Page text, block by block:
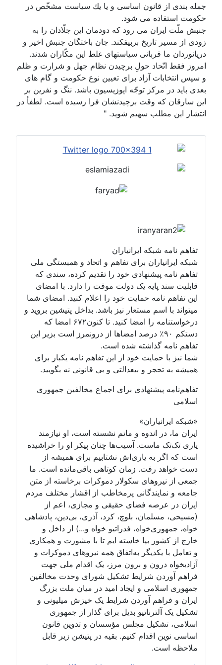
جمله بندى از قانون اساسى و يا يك سياست مشخّص در
حكومت استفاده مى شود.
جنبش ملّت ايران مى رود كه دودمان اين جلّادان را به
زودى از مسير تاريخ بربيفكند. جان باختگان جنبش اخير و
دريانوردان ما قربانى سياستهاى غلط اين مكّاران شدند.
امروز فقط اتّحاد حولِ برچيدن نظام جهل و شرارت و ظلم
و سپس انتخابات آزاد براى تعيين نوع حكومت و گام هاى
بعدى بايد در مركز توجّه اپوزيسيون باشد. ننگ و نفرين بر
اين سارقان كه وقت برچيدنشان فرا رسيده است. لطفأ در
انتشار اين مطلب سهيم شويد. "
تفاهم نامه شبکه ایرانیاران
شبکه ایرانیاران برای تفاهم و اتحاد و همبستگی ملی
تفاهم نامه پیشنهادی خود را تقدیم کرده، سندی که
قابلیت سند پایه یک دولت موقت را دارد. با امضای
این تفاهم نامه حمایت خود را اعلام کنید. امضای شما
میتواند با اسم مستعار نیز باشد. بداخل پتیشین بروید و
درخواستنامه را امضا کنید. تا کنون۶۷۲ امضا که
دستکم ۹۰٪ درصد امضاها از درونمرز است بزیر این
تفاهم نامه گذاشته شده است.
شما نیز با حمایت خود از این تفاهم نامه یکبار برای
همیشه به تحجر و بیعدالتی و بی قانونی نه بگویید.
تفاهم‌نامه پیشنهادی برای اجماع مخالفین جمهوری
اسلامی
«شبکه ایرانیاران»
ایران ما، در اندوه و ماتم نشسته است، او نیازمند
یاری تک‌تک ماست. آسیب‌ها چنان پیکر او را خراشیده
است که اگر به یاری‌اش نشتابیم برای همیشه از
دست خواهد رفت. زمان کوتاهی باقی‌مانده است. ما
جمعی از نیروهای سکولار دموکرات برخاسته از متن
جامعه و نمایندگانی پرمخاطب از اقشار مختلف مردم
ایران در عرصه فضای حقیقی و مجازی، اعم از
(مسیحی، مسلمان، بلوچ، کرد، آذری، بی‌دین، پادشاهی
خواه، جمهوری‌خواه، فدراتیو خواه و...) از داخل و
خارج از کشور بپا خاسته ایم تا با مشورت و همکاری
و تعامل با یکدیگر به‌اتفاق همه نیروهای دموکرات و
آزادیخواه درون و برون مرز، یک اقدام ملی جهت
فراهم آوردن شرایط تشکیل شورای وحدت مخالفین
جمهوری اسلامی و ایجاد امید در میان ملت بزرگ
ایران و فراهم آوردن شرایط یک خیزش میلیونی و
تشکیل یک آلترناتیو بدیل برای گذار از جمهوری
اسلامی، تشکیل مجلس مؤسسان و تدوین قانون
اساسی نوین اقدام کنیم. بقیه در پتیشن زیر قابل
ملاحظه است.